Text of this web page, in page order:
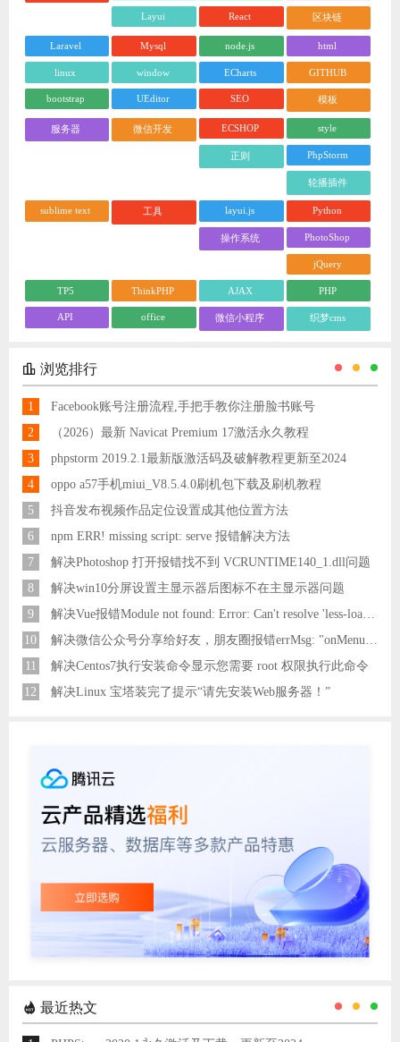
Layui React 区块链
Laravel Mysql node.js html
linux window ECharts GITHUB
bootstrap UEditor SEO 模板
服务器 微信开发 ECSHOP style
正则 PhpStorm
轮播插件
sublime text 工具 layui.js Python
操作系统 PhotoShop
jQuery
TP5 ThinkPHP AJAX PHP
API office 微信小程序 织梦cms
浏览排行
1
Facebook账号注册流程,手把手教你注册脸书账号
2
（2026）最新 Navicat Premium 17激活永久教程
3
phpstorm 2019.2.1最新版激活码及破解教程更新至2024
4
oppo a57手机miui_V8.5.4.0刷机包下载及刷机教程
5
抖音发布视频作品定位设置成其他位置方法
6
npm ERR! missing script: serve 报错解决方法
7
解决Photoshop 打开报错找不到 VCRUNTIME140_1.dll问题
8
解决win10分屏设置主显示器后图标不在主显示器问题
9
解决Vue报错Module not found: Error: Can't resolve 'less-loader' in 'C:\Users\Hm\Desktop\vue\vue_shop'问题
10
11
解决Centos7执行安装命令显示您需要 root 权限执行此命令
12
解决Linux 宝塔装完了提示“请先安装Web服务器！”
最近热文